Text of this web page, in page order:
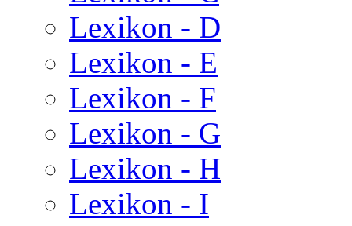
Lexikon - D
Lexikon - E
Lexikon - F
Lexikon - G
Lexikon - H
Lexikon - I